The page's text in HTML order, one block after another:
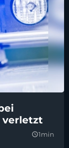
verletzt
query_builder1min